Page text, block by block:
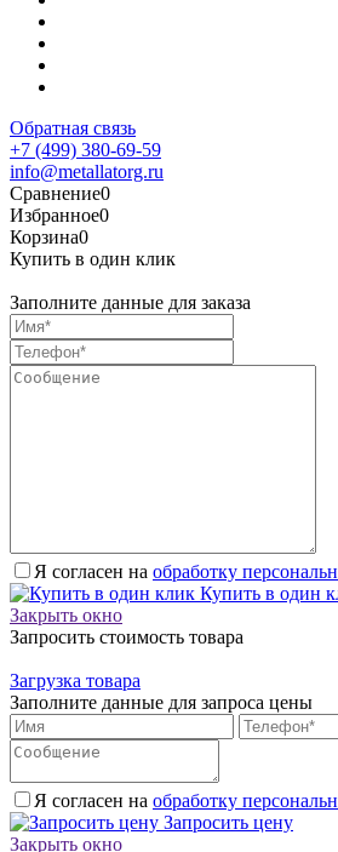
Обратная связь
+7 (499) 380-69-59
info@metallatorg.ru
Сравнение0
Избранное0
Корзина0
Купить в один клик
Заполните данные для заказа
Я согласен на обработку
Купить в один
Закрыть окно
Запросить стоимость товара
Загрузка товара
Заполните данные для запроса цены
Я согласен на обработку
Запросить цену
Закрыть окно